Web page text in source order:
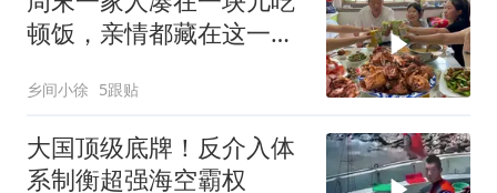
顿饭，亲情都藏在这一饭
乡间小徐 5跟贴
大国顶级底牌！反介入体
系制衡超强海空霸权